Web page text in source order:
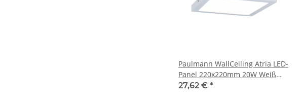
Paulmann WallCeiling Atria LED-
Panel 220x220mm 20W Weiß
matt 230V Kunststoff
27,62 € *